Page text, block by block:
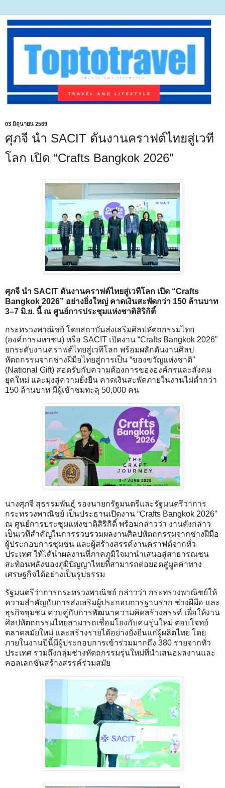
03 มิถุนายน 2569
ศุภจี นำ SACIT ดันงานคราฟต์ไทยสู่เวที
โลก เปิด “Crafts Bangkok 2026”
ศุภจี นำ SACIT ดันงานคราฟต์ไทยสู่เวทีโลก เปิด “Crafts
Bangkok 2026” อย่างยิ่งใหญ่ คาดเงินสะพัดกว่า 150 ล้านบาท
3–7 มิ.ย. นี้ ณ ศูนย์การประชุมแห่งชาติสิริกิติ์
กระทรวงพาณิชย์ โดยสถาบันส่งเสริมศิลปหัตถกรรมไทย
(องค์การมหาชน) หรือ SACIT เปิดงาน “Crafts Bangkok 2026”
ยกระดับงานคราฟต์ไทยสู่เวทีโลก พร้อมผลักดันงานศิลป
หัตถกรรมจากช่างฝีมือไทยสู่การเป็น “ของขวัญแห่งชาติ”
(National Gift) สอดรับกับความต้องการขององค์กรและสังคม
ยุคใหม่ และมุ่งสู่ความยั่งยืน คาดเงินสะพัดภายในงานไม่ต่ำกว่า
150 ล้านบาท มีผู้เข้าชมทะลุ 50,000 คน
นางศุภจี สุธรรมพันธุ์ รองนายกรัฐมนตรีและรัฐมนตรีว่าการ
กระทรวงพาณิชย์ เป็นประธานเปิดงาน “Crafts Bangkok 2026”
ณ ศูนย์การประชุมแห่งชาติสิริกิติ์ พร้อมกล่าวว่า งานดังกล่าว
เป็นเวทีสำคัญในการรวบรวมผลงานศิลปหัตถกรรมจากช่างฝีมือ
ผู้ประกอบการชุมชน และผู้สร้างสรรค์งานคราฟต์จากทั่ว
ประเทศ ให้ได้นำผลงานที่ภาคภูมิใจมานำเสนอสู่สาธารณชน
สะท้อนพลังของภูมิปัญญาไทยที่สามารถต่อยอดสู่มูลค่าทาง
เศรษฐกิจได้อย่างเป็นรูปธรรม
รัฐมนตรีว่าการกระทรวงพาณิชย์ กล่าวว่า กระทรวงพาณิชย์ให้
ความสำคัญกับการส่งเสริมผู้ประกอบการฐานราก ช่างฝีมือ และ
ธุรกิจชุมชน ควบคู่กับการพัฒนาความคิดสร้างสรรค์ เพื่อให้งาน
ศิลปหัตถกรรมไทยสามารถเชื่อมโยงกับคนรุ่นใหม่ ตอบโจทย์
ตลาดสมัยใหม่ และสร้างรายได้อย่างยั่งยืนแก่ผู้ผลิตไทย โดย
ภายในงานปีนี้มีผู้ประกอบการเข้าร่วมมากถึง 380 รายจากทั่ว
ประเทศ รวมถึงกลุ่มช่างหัตถกรรมรุ่นใหม่ที่นำเสนอผลงานและ
คอลเลกชันสร้างสรรค์ร่วมสมัย